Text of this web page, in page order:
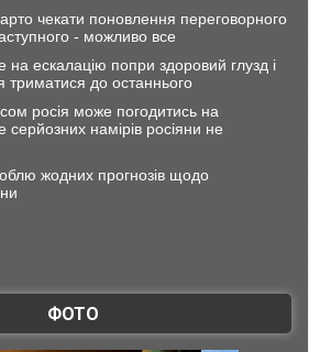
чекати поновлення переговорного
- можливо все
на ескалацію попри здоровий глузд і
триматися до останнього
росія може погодитись на
серйозних намірів росіяни не
жодних прогнозів щодо
ФОТО